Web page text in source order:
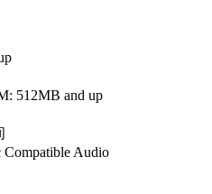
512MB and up
Audio